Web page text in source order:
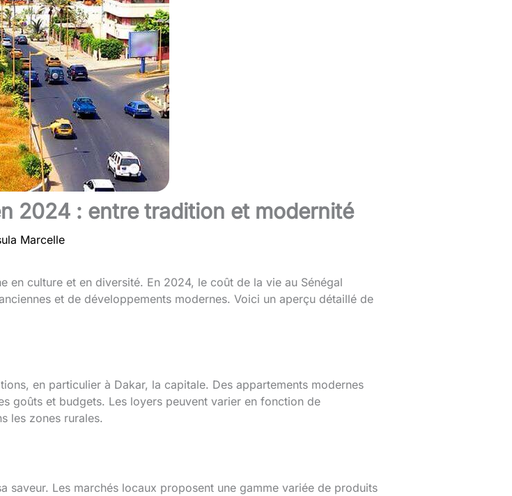
2024 : entre tradition et modernité
Marcelle
en culture et en diversité. En 2024, le coût de la vie au Sénégal
et de développements modernes. Voici un aperçu détaillé de
en particulier à Dakar, la capitale. Des appartements modernes
goûts et budgets. Les loyers peuvent varier en fonction de
les zones rurales.
saveur. Les marchés locaux proposent une gamme variée de produits